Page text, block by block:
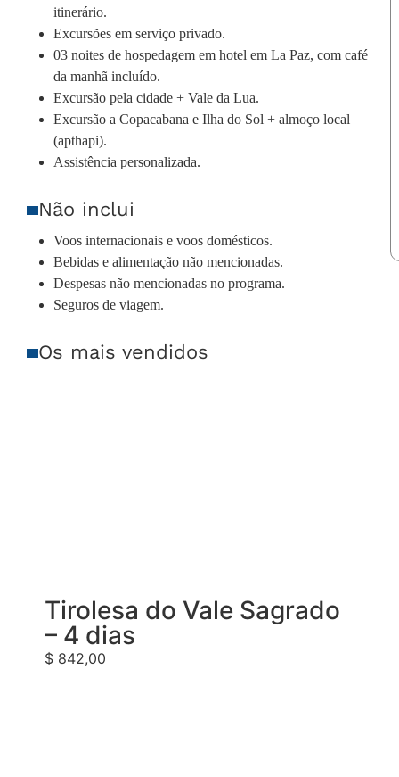
itinerário.
Excursões em serviço privado.
03 noites de hospedagem em hotel em La Paz, com café
da manhã incluído.
Excursão pela cidade + Vale da Lua.
Excursão a Copacabana e Ilha do Sol + almoço local
(apthapi).
Assistência personalizada.
Não inclui
Voos internacionais e voos domésticos.
Bebidas e alimentação não mencionadas.
Despesas não mencionadas no programa.
Seguros de viagem.
Os mais vendidos
Tirolesa do Vale Sagrado
– 4 dias
$ 842,00